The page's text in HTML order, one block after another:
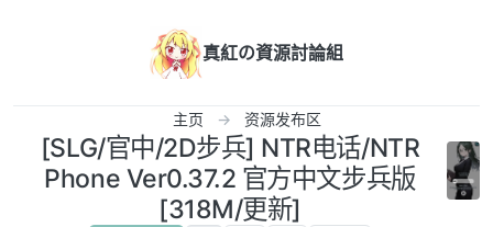
真紅の資源討論組
主页 资源发布区
[SLG/官中/2D步兵] NTR电话/NTR
Phone Ver0.37.2 官方中文步兵版
[318M/更新]